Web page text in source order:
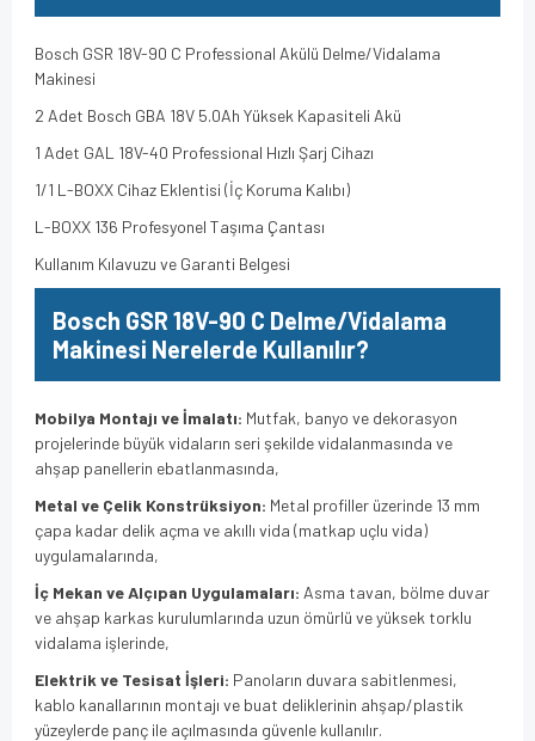
Bosch GSR 18V-90 C Professional Akülü Delme/Vidalama
Makinesi
2 Adet Bosch GBA 18V 5.0Ah Yüksek Kapasiteli Akü
1 Adet GAL 18V-40 Professional Hızlı Şarj Cihazı
1/1 L-BOXX Cihaz Eklentisi (İç Koruma Kalıbı)
L-BOXX 136 Profesyonel Taşıma Çantası
Kullanım Kılavuzu ve Garanti Belgesi
Bosch GSR 18V-90 C Delme/Vidalama
Makinesi Nerelerde Kullanılır?
Mobilya Montajı ve İmalatı: Mutfak, banyo ve dekorasyon
projelerinde büyük vidaların seri şekilde vidalanmasında ve
ahşap panellerin ebatlanmasında,
Metal ve Çelik Konstrüksiyon: Metal profiller üzerinde 13 mm
çapa kadar delik açma ve akıllı vida (matkap uçlu vida)
uygulamalarında,
İç Mekan ve Alçıpan Uygulamaları: Asma tavan, bölme duvar
ve ahşap karkas kurulumlarında uzun ömürlü ve yüksek torklu
vidalama işlerinde,
Elektrik ve Tesisat İşleri: Panoların duvara sabitlenmesi,
kablo kanallarının montajı ve buat deliklerinin ahşap/plastik
yüzeylerde panç ile açılmasında güvenle kullanılır.